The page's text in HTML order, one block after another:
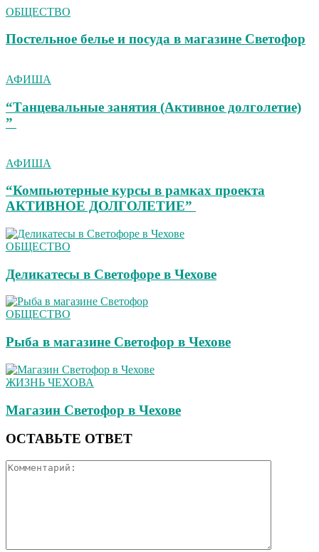
ОБЩЕСТВО
Постельное белье и посуда в магазине Светофор
АФИША
“Танцевальные занятия (Активное долголетие)
”
АФИША
“Компьютерные курсы в рамках проекта
АКТИВНОЕ ДОЛГОЛЕТИЕ”
ОБЩЕСТВО
Деликатесы в Светофоре в Чехове
ОБЩЕСТВО
Рыба в магазине Светофор в Чехове
ЖИЗНЬ ЧЕХОВА
Магазин Светофор в Чехове
ОСТАВЬТЕ ОТВЕТ